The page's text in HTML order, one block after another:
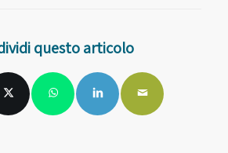
questo articolo